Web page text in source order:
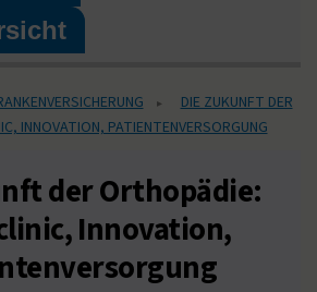
▸
DIE ZUKUNFT DER
INNOVATION, PATIENTENVERSORGUNG
der Orthopädie:
Innovation,